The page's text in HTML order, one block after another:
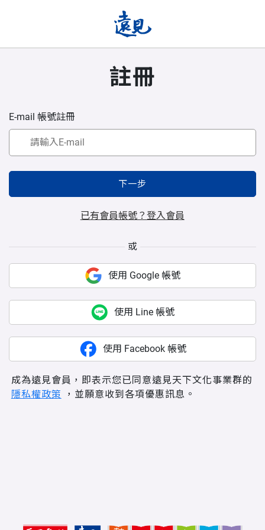
註冊
E-mail 帳號註冊
下一步
已有會員帳號？登入會員
或
使用 Google 帳號
使用 Line 帳號
使用 Facebook 帳號
成為遠見會員，即表示您已同意遠見天下文化事業群的
隱私權政策 ，並願意收到各項優惠訊息。